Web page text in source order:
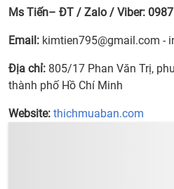
Ms Tiến– ĐT / Zalo / Viber:
Email: kimtien795@gmail.com -
Địa chỉ: 805/17 Phan Văn Trị,
thành phố Hồ Chí Minh
Website: thichmuaban.com